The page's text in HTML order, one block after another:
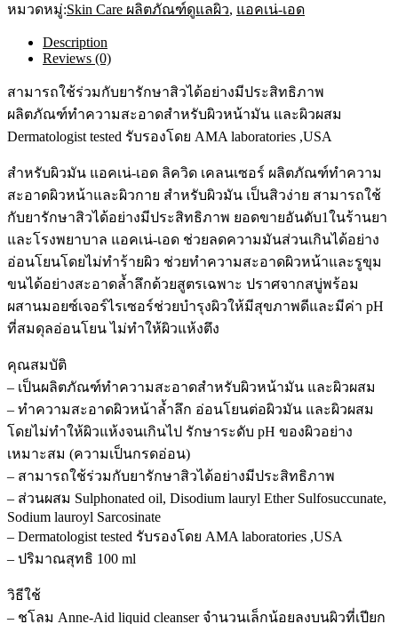
ลิควิด
คลี
เซอร์
100
mLควบคุม
มัน
เหมาะ
สำหรับ
ที่
มี
ปัญหา
ผิว
มัน
ผิว
เป็น
สิว
ง่าย
quantity
หมวดหมู่:Skin Care ผลิตภัณฑ์ดูแลผิว, แอคเน่-เอด
Description
Reviews (0)
สามารถใช้ร่วมกับยารักษาสิวได้อย่างมีประสิทธิภาพ
ผลิตภัณฑ์ทำความสะอาดสำหรับผิวหน้ามัน และผิวผสม
Dermatologist tested รับรองโดย AMA laboratories ,USA
สำหรับผิวมัน แอคเน่-เอด ลิควิด เคลนเซอร์ ผลิตภัณฑ์ทำความ
สะอาดผิวหน้าและผิวกาย สำหรับผิวมัน เป็นสิวง่าย สามารถใช้
กับยารักษาสิวได้อย่างมีประสิทธิภาพ ยอดขายอันดับ1ในร้านยา
และโรงพยาบาล แอคเน่-เอด ช่วยลดความมันส่วนเกินได้อย่าง
อ่อนโยนโดยไม่ทำร้ายผิว ช่วยทำความสะอาดผิวหน้าและรูขุม
ขนได้อย่างสะอาดล้ำลึกด้วยสูตรเฉพาะ ปราศจากสบู่พร้อม
ผสานมอยซ์เจอร์ไรเซอร์ช่วยบำรุงผิวให้มีสุขภาพดีและมีค่า pH
ที่สมดุลอ่อนโยน ไม่ทำให้ผิวแห้งตึง
คุณสมบัติ
– เป็นผลิตภัณฑ์ทำความสะอาดสำหรับผิวหน้ามัน และผิวผสม
– ทำความสะอาดผิวหน้าล้ำลึก อ่อนโยนต่อผิวมัน และผิวผสม
โดยไม่ทำให้ผิวแห้งจนเกินไป รักษาระดับ pH ของผิวอย่าง
เหมาะสม (ความเป็นกรดอ่อน)
– สามารถใช้ร่วมกับยารักษาสิวได้อย่างมีประสิทธิภาพ
– ส่วนผสม Sulphonated oil, Disodium lauryl Ether Sulfosuccunate,
Sodium lauroyl Sarcosinate
– Dermatologist tested รับรองโดย AMA laboratories ,USA
– ปริมาณสุทธิ 100 ml
วิธีใช้
– ชโลม Anne-Aid liquid cleanser จำนวนเล็กน้อยลงบนผิวที่เปียก